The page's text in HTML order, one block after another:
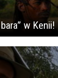
w Kenii!